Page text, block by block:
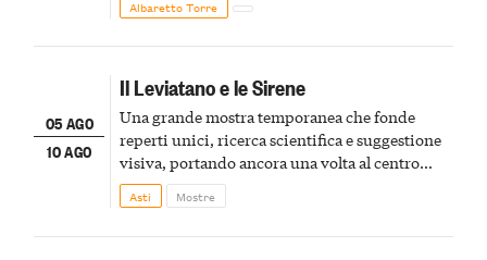
Albaretto Torre
05 AGO
10 AGO
Il Leviatano e le Sirene
Una grande mostra temporanea che fonde
reperti unici, ricerca scientifica e suggestione
visiva, portando ancora una volta al centro
della scena le meraviglie del passato astigiano
Asti Mostre